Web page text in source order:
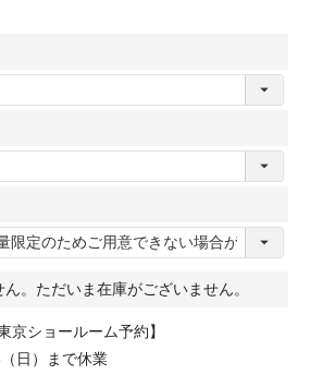
。ただいま在庫がございません。
京ショールーム予約】
日）まで休業